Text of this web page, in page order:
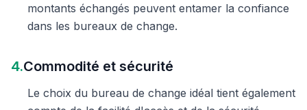
montants échangés peuvent entamer la confiance
dans les bureaux de change.
4.Commodité et sécurité
Le choix du bureau de change idéal tient également